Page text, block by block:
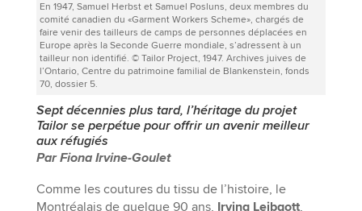
En 1947, Samuel Herbst et Samuel Posluns, deux membres du
comité canadien du «Garment Workers Scheme», chargés de
faire venir des tailleurs de camps de personnes déplacées en
Europe après la Seconde Guerre mondiale, s’adressent à un
tailleur non identifié. © Tailor Project, 1947. Archives juives de
l’Ontario, Centre du patrimoine familial de Blankenstein, fonds
70, dossier 5.
Sept décennies plus tard, l’héritage du projet
Tailor se perpétue pour offrir un avenir meilleur
aux réfugiés
Par Fiona Irvine-Goulet
Comme les coutures du tissu de l’histoire, le
Montréalais de quelque 90 ans, Irving Leibgott,